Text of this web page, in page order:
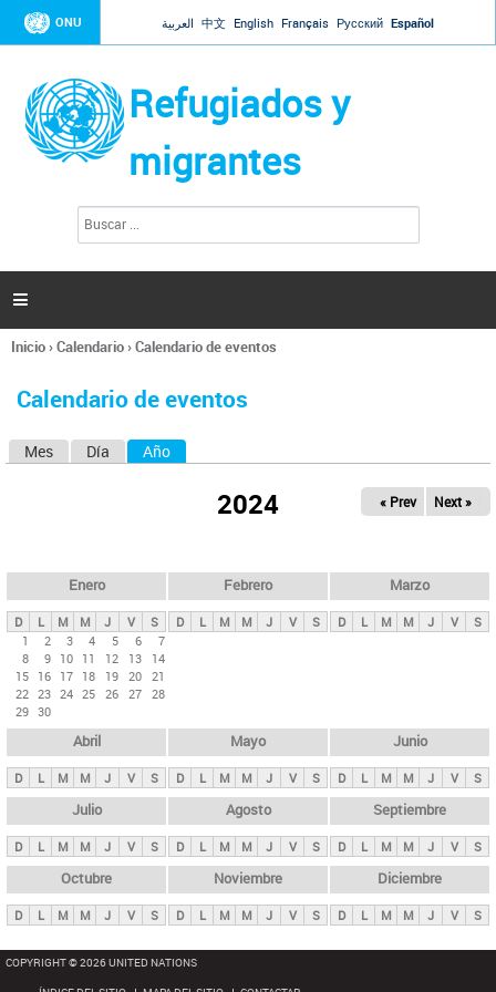
Jump to navigation
ONU العربية 中文 English Français Русский Español
Refugiados y
migrantes
l
d
s

Se
usted
Inicio›Calendario›Calendario de eventos
Calendario de eventos
s
p
n
i
p
a
l
s
Mes Día Año
2024 « Prev Next »
Enero
D L M M J V
S
1
2 3 4 5 6
7
8
9 10 11 12 13
14
15 16 17 18 19 20 21
22 23 24 25 26 27 28
29 30
Febrero
D L M M J V S
Marzo
D L M M J V S
Abril
D L M M J V S
Mayo
D L M M J V S
Junio
D L M M J V S
Julio
D L M M J V S
Agosto
D L M M J V S
Septiembre
D L M M J V S
Octubre
D L M M J V S
Noviembre
D L M M J V S
Diciembre
D L M M J V S
COPYRIGHT © 2026 UNITED NATIONS